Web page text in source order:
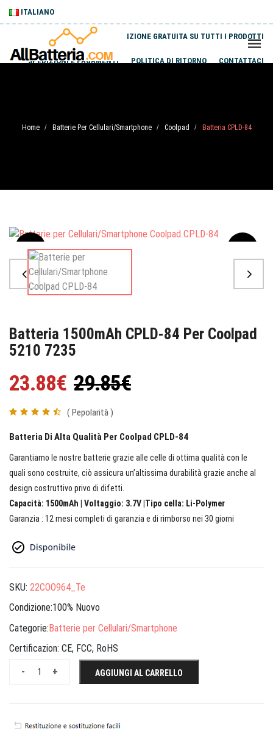
ITALIANO
SPEDIZIONE GRATUITA SU TUTTI I PRODOTTI
SPEDIZIONI E PAGAMENTI POLITICA DI RITORNO CONTATTACI
Home / Batterie Per Cellulari/Smartphone / Coolpad / Batteria CPLD-84
Sale
Batteria 1500mAh CPLD-84 Per Coolpad
5210 7235
23.88€ 29.85€
( Pepolarità )
Batteria Di Alta Qualità Per Coolpad CPLD-84
Garantiamo le nostre batterie grazie alle celle di ottima qualità con le
quali sono costruite, ciò assicura un’altissima durabilità grazie anche al
design costruttivo privo di difetti.
Capacità: 1500mAh | Voltaggio: 3.7V |Tipo cella: Li-Polymer
Garanzia : 12 mesi completi di garanzia e di rimborso nei 30 giorni
SKU: 22COO964_Te
Condizione:100% Nuovo
Categorie:Batterie per Cellulari/Smartphone
Certificazion: CE, FCC, RoHS
+
- AGGIUNGI AL CARRELLO